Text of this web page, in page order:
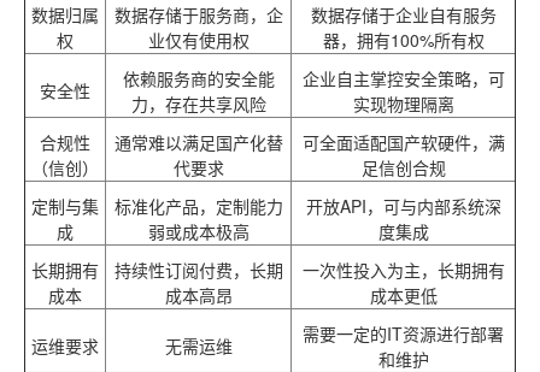
数据归属
权
数据存储于服务商，企
业仅有使用权
数据存储于企业自有服务
器，拥有100%所有权
安全性
依赖服务商的安全能
力，存在共享风险
企业自主掌控安全策略，可
实现物理隔离
合规性
（信创）
通常难以满足国产化替
代要求
可全面适配国产软硬件，满
足信创合规
定制与集
成
标准化产品，定制能力
弱或成本极高
开放API，可与内部系统深
度集成
长期拥有
成本
持续性订阅付费，长期
成本高昂
一次性投入为主，长期拥有
成本更低
运维要求 无需运维
需要一定的IT资源进行部署
和维护